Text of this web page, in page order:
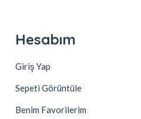
Hesabım
Giriş Yap
Sepeti Görüntüle
Benim Favorilerim